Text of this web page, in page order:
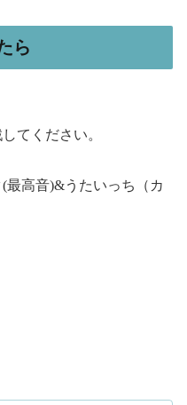
ら
てください。
最高音)&うたいっち（カ